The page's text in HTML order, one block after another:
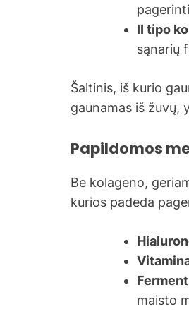
II tipo
sąnarių
Šaltinis, iš kurio
gaunamas iš žuvų,
Papildomos
Be kolageno,
kurios padeda
maisto